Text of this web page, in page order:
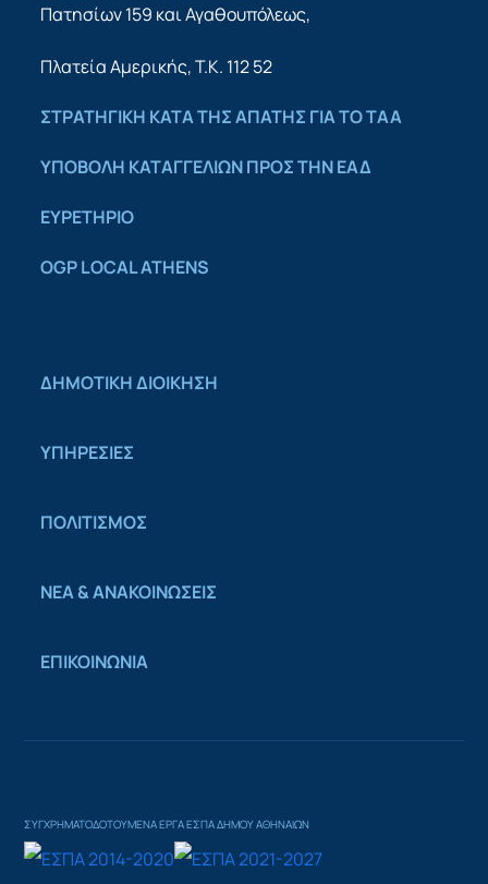
Πατησίων 159 και Αγαθουπόλεως,
Πλατεία Αμερικής, Τ.Κ. 112 52
ΣΤΡΑΤΗΓΙΚΗ ΚΑΤΑ ΤΗΣ ΑΠΑΤΗΣ ΓΙΑ ΤΟ ΤΑΑ
YΠΟΒΟΛΗ ΚΑΤΑΓΓΕΛΙΩΝ ΠΡΟΣ ΤΗΝ ΕΑΔ
ΕΥΡΕΤΗΡΙΟ
OGP LOCAL ATHENS
ΔΗΜΟΤΙΚΗ ΔΙΟΙΚΗΣΗ
ΥΠΗΡΕΣΙΕΣ
ΠΟΛΙΤΙΣΜΟΣ
ΝΕΑ & ΑΝΑΚΟΙΝΩΣΕΙΣ
ΕΠΙΚΟΙΝΩΝΙΑ
ΣΥΓΧΡΗΜΑΤΟΔΟΤΟΥΜΕΝΑ ΕΡΓΑ ΕΣΠΑ ΔΗΜΟΥ ΑΘΗΝΑΙΩΝ